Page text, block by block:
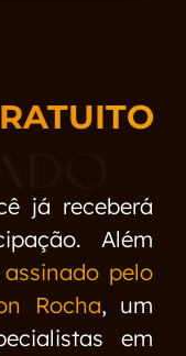
já receberá
Além
pelo
Rocha, um
em